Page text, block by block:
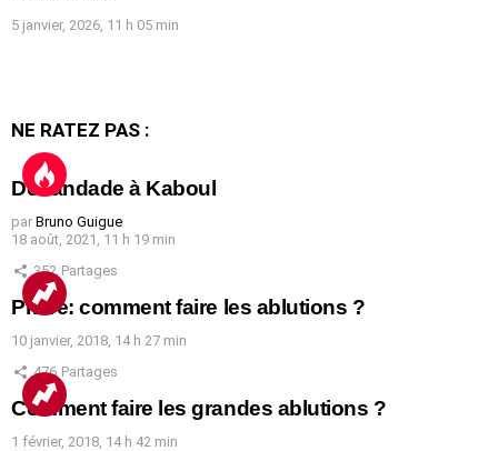
5 janvier, 2026, 11 h 05 min
NE RATEZ PAS :
Débandade à Kaboul
par Bruno Guigue
18 août, 2021, 11 h 19 min
352 Partages
Prière: comment faire les ablutions ?
10 janvier, 2018, 14 h 27 min
476 Partages
Comment faire les grandes ablutions ?
1 février, 2018, 14 h 42 min